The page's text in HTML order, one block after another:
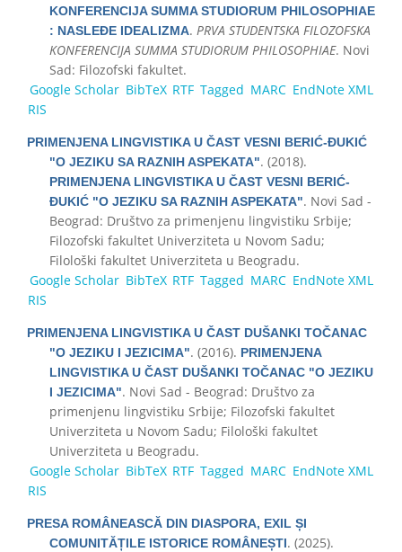
KONFERENCIJA SUMMA STUDIORUM PHILOSOPHIAE
: NASLEĐE IDEALIZMA. PRVA STUDENTSKA FILOZOFSKA
KONFERENCIJA SUMMA STUDIORUM PHILOSOPHIAE. Novi
Sad: Filozofski fakultet.
Google Scholar BibTeX RTF Tagged MARC EndNote XML
RIS
PRIMENJENA LINGVISTIKA U ČAST VESNI BERIĆ-ĐUKIĆ
"O JEZIKU SA RAZNIH ASPEKATA". (2018).
PRIMENJENA LINGVISTIKA U ČAST VESNI BERIĆ-
ĐUKIĆ "O JEZIKU SA RAZNIH ASPEKATA". Novi Sad -
Beograd: Društvo za primenjenu lingvistiku Srbije;
Filozofski fakultet Univerziteta u Novom Sadu;
Filološki fakultet Univerziteta u Beogradu.
Google Scholar BibTeX RTF Tagged MARC EndNote XML
RIS
PRIMENJENA LINGVISTIKA U ČAST DUŠANKI TOČANAC
"O JEZIKU I JEZICIMA". (2016). PRIMENJENA
LINGVISTIKA U ČAST DUŠANKI TOČANAC "O JEZIKU
I JEZICIMA". Novi Sad - Beograd: Društvo za
primenjenu lingvistiku Srbije; Filozofski fakultet
Univerziteta u Novom Sadu; Filološki fakultet
Univerziteta u Beogradu.
Google Scholar BibTeX RTF Tagged MARC EndNote XML
RIS
PRESA ROMÂNEASCĂ DIN DIASPORA, EXIL ȘI
COMUNITĂȚILE ISTORICE ROMÂNEȘTI. (2025).